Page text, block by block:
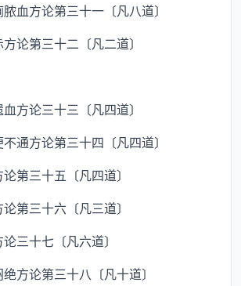
方论第三十一〔凡八道〕
第三十二〔凡二道〕
论三十三〔凡四道〕
方论第三十四〔凡四道〕
三十五〔凡四道〕
三十六〔凡三道〕
十七〔凡六道〕
论第三十八〔凡十道〕